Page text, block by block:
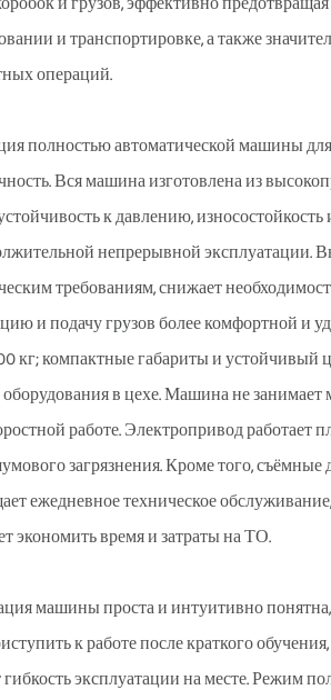
и транспортировке, а также
операций.
полностью автоматической машины
Вся машина изготовлена из
к давлению,
непрерывной эксплуатации.
требованиям, снижает
и подачу грузов более комфортной и
кг; компактные габариты и устойчивый
в цехе. Машина не занимает
работе. Электропривод работает
загрязнения. Кроме того,
ежедневное техническое
экономить время и затраты на ТО.
машины проста и интуитивно
к работе после краткого
эксплуатации на месте. Режим